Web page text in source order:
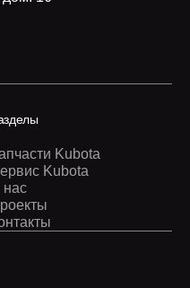
Kubota
Kubota